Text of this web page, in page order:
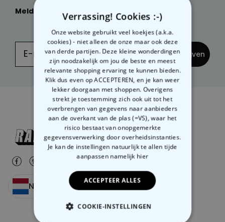
waar het begon
24,99 €
Meld je dan nu aan voor onze NIEUWSBRIEF:
... en inschrijven
Nederland
Verrassing! Cookies :-)
Onze website gebruikt veel koekjes (a.k.a.
cookies) - niet alleen de onze maar ook deze
van derde partijen. Deze kleine wonderdingen
zijn noodzakelijk om jou de beste en meest
relevante shopping ervaring te kunnen bieden.
Klik dus even op ACCEPTEREN, en je kan weer
lekker doorgaan met shoppen. Overigens
strekt je toestemming zich ook uit tot het
overbrengen van gegevens naar aanbieders
aan de overkant van de plas (=VS), waar het
risico bestaat van onopgemerkte
gegevensverwerking door overheidsinstanties.
Je kan de instellingen natuurlijk te allen tijde
aanpassen namelijk hier
ACCEPTEER ALLES
COOKIE-INSTELLINGEN